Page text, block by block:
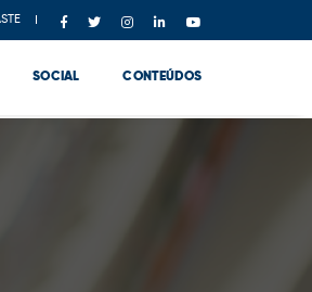
SOCIAL CONTEÚDOS